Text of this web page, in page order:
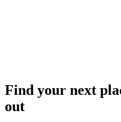
Find your next
out